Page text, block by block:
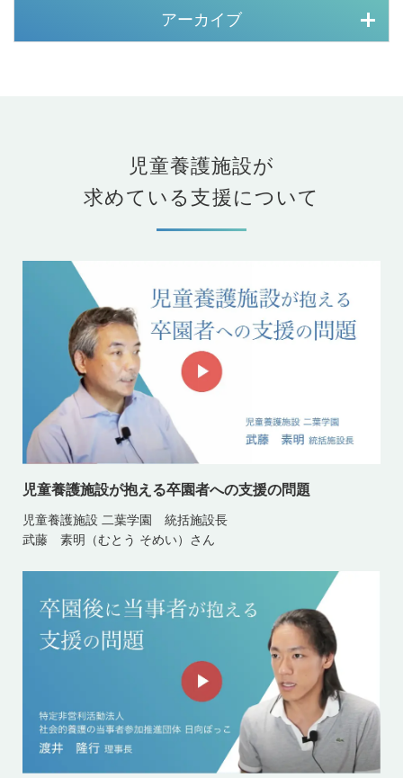
アーカイブ
児童養護施設が
求めている支援について
児童養護施設が抱える卒園者への支援の問題
児童養護施設 二葉学園 統括施設長
武藤 素明（むとう そめい）さん